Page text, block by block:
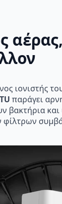
ιονιστής
παράγει
βακτήρια και